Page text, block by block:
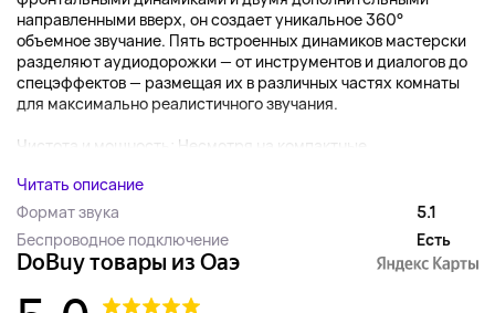
направленными вверх, он создает уникальное 360°
объемное звучание. Пять встроенных динамиков мастерски
разделяют аудиодорожки — от инструментов и диалогов до
спецэффектов — размещая их в различных частях комнаты
для максимально реалистичного звучания.
Чистота и мощность: Несмотря на компактные...
Читать описание
Формат звука
5.1
Беспроводное подключение
Есть